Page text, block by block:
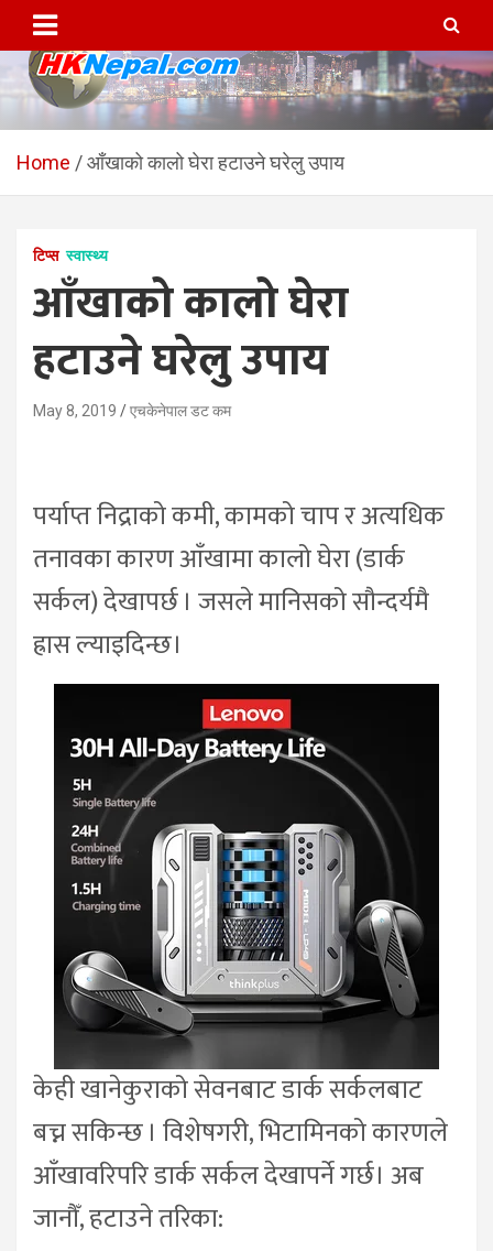
content
HKNepal.com – हङकङबाट
सञ्चालित पहिलो नेपाली अनलाईन
hknepal, hknepal.com, hk nepal, hk nepal com
Home आँखाको कालो घेरा हटाउने घरेलु उपाय
टिप्स स्वास्थ्य
आँखाको कालो घेरा
हटाउने घरेलु उपाय
May 8, 2019 एचकेनेपाल डट कम
पर्याप्त निद्राको कमी, कामको चाप र अत्यधिक
तनावका कारण आँखामा कालो घेरा (डार्क
सर्कल) देखापर्छ । जसले मानिसको सौन्दर्यमै
ह्रास ल्याइदिन्छ।
केही खानेकुराको सेवनबाट डार्क सर्कलबाट
बच्न सकिन्छ । विशेषगरी, भिटामिनको कारणले
आँखावरिपरि डार्क सर्कल देखापर्ने गर्छ। अब
जानौँ, हटाउने तरिका: